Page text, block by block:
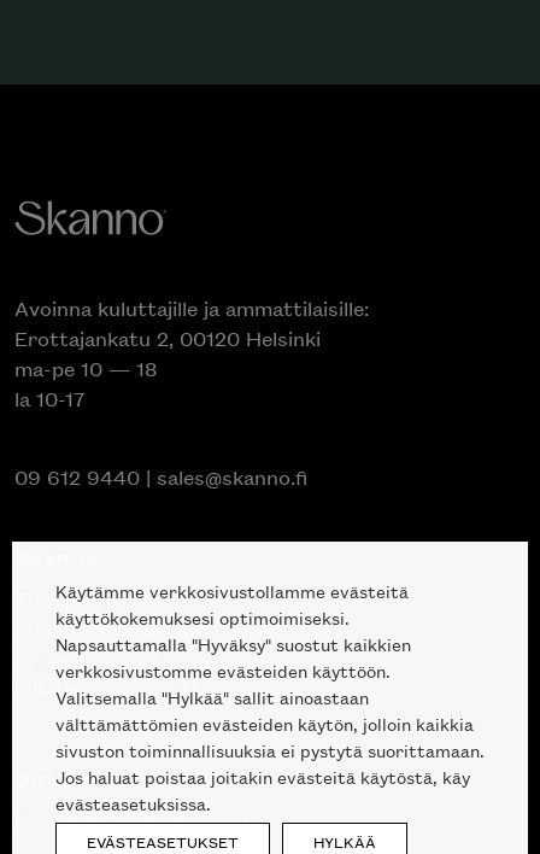
Avoinna kuluttajille ja ammattilaisille:
Erottajankatu 2, 00120 Helsinki
ma-pe 10 — 18
la 10-17
09 612 9440 | sales@skanno.fi
Tuotteet
Suunnittelupalvelu
Projektimyynti
Liike Helsingin keskustassa
Outlet
Poistuvat mallikappaleet
Käytämme verkkosivustollamme evästeitä
käyttökokemuksesi optimoimiseksi.
Napsauttamalla "Hyväksy" suostut kaikkien
verkkosivustomme evästeiden käyttöön.
Valitsemalla "Hylkää" sallit ainoastaan
välttämättömien evästeiden käytön, jolloin kaikkia
sivuston toiminnallisuuksia ei pystytä suorittamaan.
Jos haluat poistaa joitakin evästeitä käytöstä, käy
evästeasetuksissa.
EVÄSTEASETUKSET HYLKÄÄ